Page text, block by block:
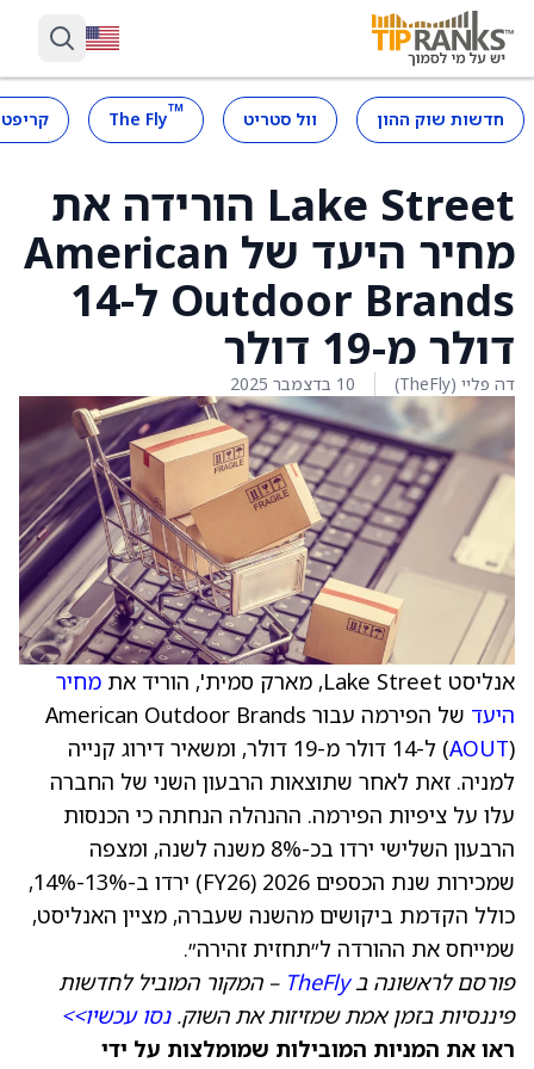
חדשות שוק ההון וול סטריט ™
The Fly
Lake Street הורידה את
מחיר היעד של American
Outdoor Brands ל-14
דולר מ-19 דולר
דה פליי (TheFly) 10 בדצמבר 2025
אנליסט Lake Street, מארק סמית', הוריד את
מחיר
היעד
של הפירמה עבור American Outdoor Brands
(AOUT
) ל-14 דולר מ-19 דולר, ומשאיר דירוג קנייה
למניה. זאת לאחר שתוצאות הרבעון השני של החברה
עלו על ציפיות הפירמה. ההנהלה הנחתה כי הכנסות
הרבעון השלישי ירדו בכ-8% משנה לשנה, ומצפה
שמכירות שנת הכספים 2026 (FY26) ירדו ב-13%-14%,
כולל הקדמת ביקושים מהשנה שעברה, מציין האנליסט,
שמייחס את ההורדה ל״תחזית זהירה״.
פורסם לראשונה בTheFly – המקור המוביל לחדשות
פיננסיות בזמן אמת שמזיזות את השוק.נסו עכשיו>>
ראו את המניות המובילות שמומלצות על ידי